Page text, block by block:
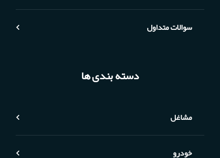
سوالات متداول
دسته بندی ها
مشاغل
خودرو